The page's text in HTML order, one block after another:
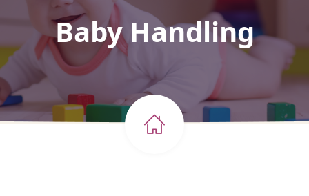
Baby Handling